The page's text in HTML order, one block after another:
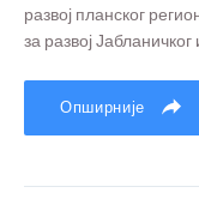
развој планског
за развој
Опширније